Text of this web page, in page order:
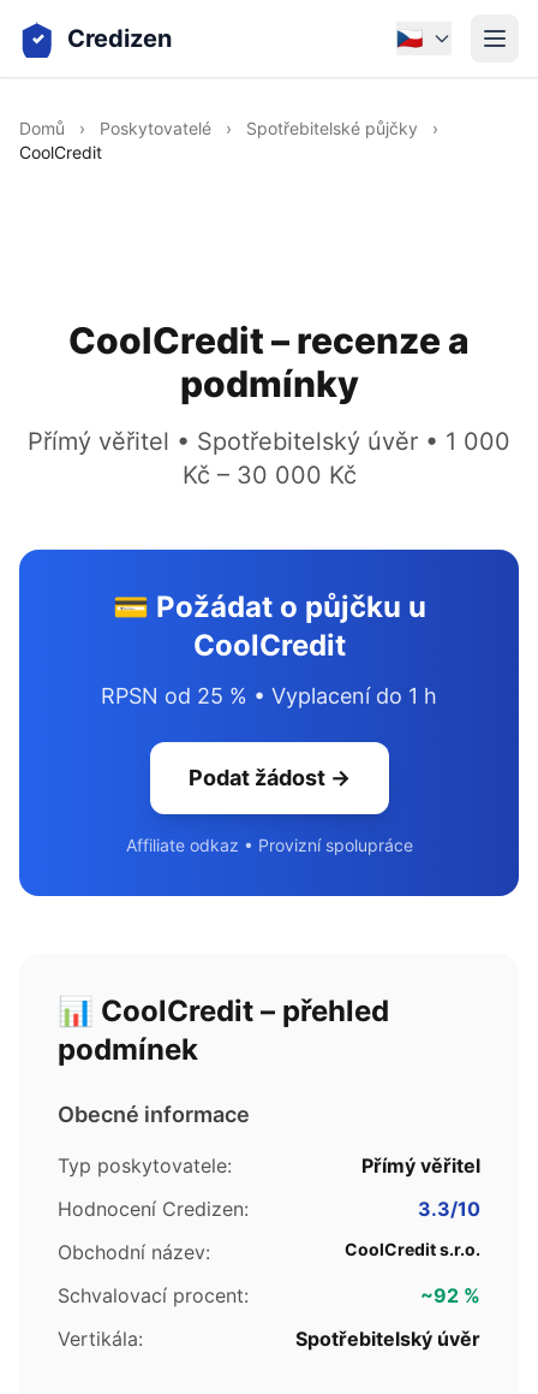
Credizen 🇨🇿
Domů › Poskytovatelé › Spotřebitelské půjčky
›
CoolCredit
CoolCredit – recenze a
podmínky
Přímý věřitel • Spotřebitelský úvěr • 1 000
Kč – 30 000 Kč
💳 Požádat o půjčku u
CoolCredit
RPSN od 25 % • Vyplacení do 1 h
Podat žádost →
Affiliate odkaz • Provizní spolupráce
📊 CoolCredit – přehled
podmínek
Obecné informace
Typ poskytovatele:
Přímý věřitel
Hodnocení Credizen:
3.3/10
Obchodní název:
CoolCredit s.r.o.
Schvalovací procent:
~92 %
Vertikála:
Spotřebitelský úvěr